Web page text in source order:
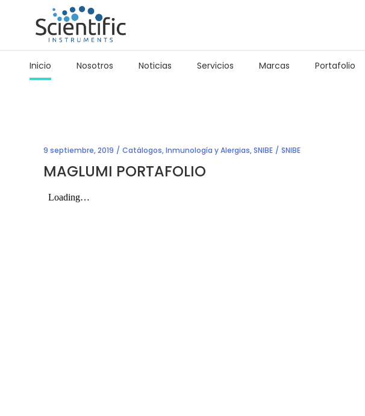
Inicio Nosotros Noticias Servicios Marcas Portafolio
9 septiembre, 2019 Catálogos,Inmunología y Alergias,SNIBE SNIBE
MAGLUMI PORTAFOLIO